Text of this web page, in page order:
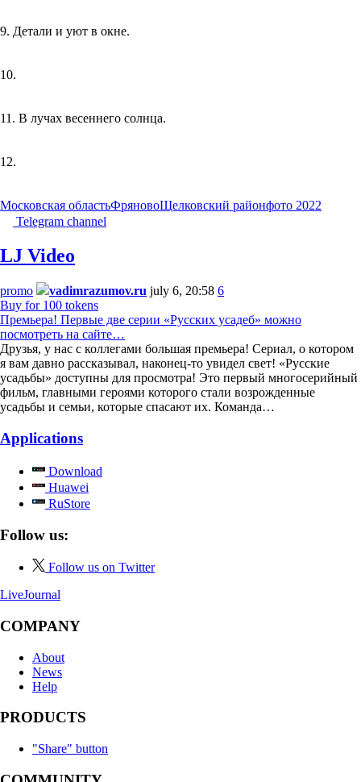
9. Детали и уют в окне.
10.
11. В лучах весеннего солнца.
12.
Московская областьФряновоЩелковский районфото 2022
Telegram channel
LJ Video
promo vadimrazumov.ru july 6, 20:58 6
Buy for 100 tokens
Премьера! Первые две серии «Русских усадеб» можно
посмотреть на сайте…
Друзья, у нас с коллегами большая премьера! Сериал, о котором
я вам давно рассказывал, наконец-то увидел свет! «Русские
усадьбы» доступны для просмотра! Это первый многосерийный
фильм, главными героями которого стали возрожденные
усадьбы и семьи, которые спасают их. Команда…
Applications
Download
Huawei
RuStore
Follow us:
Follow us on Twitter
LiveJournal
COMPANY
About
News
Help
PRODUCTS
"Share" button